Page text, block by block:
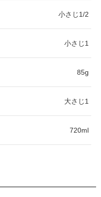
小さじ1/2
小さじ1
85g
大さじ1
720ml